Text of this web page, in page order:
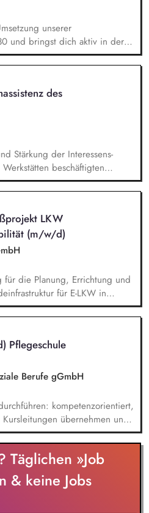
Lebensfragen (z.B.
Beruf, Wohnen, Familie etc.)
und Eigenverantwortung
durch gezielte Projekte und
unserer
und bringst dich aktiv in deren
hinweg ein.
Initiativen und
und
Ansätze in unsere
Schwerpunkt deiner
bei der Umsetzung und
Anforderungen im Bereich
im Kontext von CSRD/ESRS
des
Stärkung der Interessens­
beschäftigten
Behinderung bei der
Beteiligungs­rechte und der
Unterstützung und
Besprechungen mit
Abteilungen, Arbeits­
wie z. B.
Teilhabe­
und Begleitung von
LKW
(m/w/d)
für die Planung, Errichtung und
für E-LKW in
Ansprechpartner für den
und weitere externe
des interdisziplinären
einer effizienten
von Terminen, Kosten,
Verantwortung für die
sicheren und nachhaltigen
Transfer des Projekts in
Pflegeschule
Berufe gGmbH
kompetenzorientiert,
übernehmen und
Prüfungen und Curricula
Blick behalten Mit
zusammenarbeiten
Lab, Simulation, LMS)
Täglichen »Job
& keine Jobs